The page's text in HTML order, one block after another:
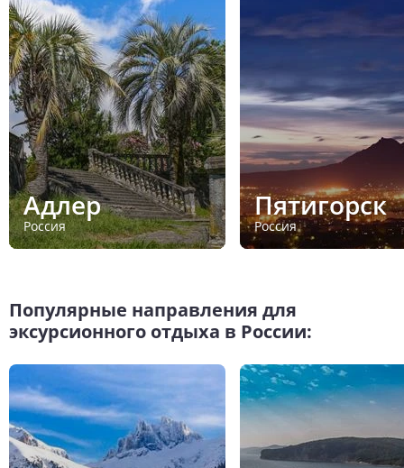
Адлер
Россия
Пятигорск
Россия
Популярные направления для
эксурсионного отдыха в России: